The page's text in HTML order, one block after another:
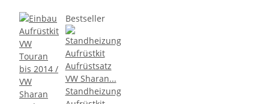
Bestseller
Standheizung